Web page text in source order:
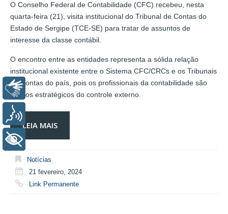
O Conselho Federal de Contabilidade (CFC) recebeu, nesta
quarta-feira (21), visita institucional do Tribunal de Contas do
Estado de Sergipe (TCE-SE) para tratar de assuntos de
interesse da classe contábil.
O encontro entre as entidades representa a sólida relação
institucional existente entre o Sistema CFC/CRCs e os Tribunais
de Contas do país, pois os profissionais da contabilidade são
aliados estratégicos do controle externo.
LEIA MAIS
Notícias
21 fevereiro, 2024
Link Permanente
Libras
Voz
+ Acessibilidade